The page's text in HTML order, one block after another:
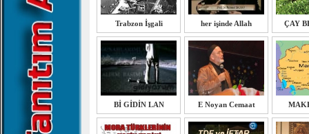
Trabzon İşgali her işinde Allah ÇAY
Bİ GİDİN LAN E Noyan Cemaat